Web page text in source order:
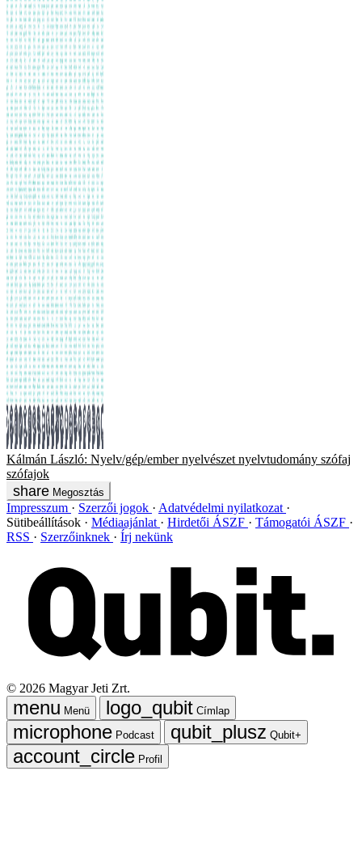
Kálmán László: Nyelv/gép/ember nyelvészet nyelvtudomány szófaj
szófajok
Megosztás
Impresszum Szerzői jogok
Adatvédelmi nyilatkozat
Sütibeállítások
Médiaajánlat Hirdetői ÁSZF
Támogatói ÁSZF
RSS
Szerzőinknek Írj nekünk
© 2026 Magyar Jeti Zrt.
Menü
Címlap
Podcast
Qubit+
Profil